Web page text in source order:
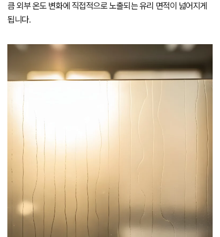
큼 외부 온도 변화에 직접적으로 노출되는 유리 면적이 넓어지게
됩니다.